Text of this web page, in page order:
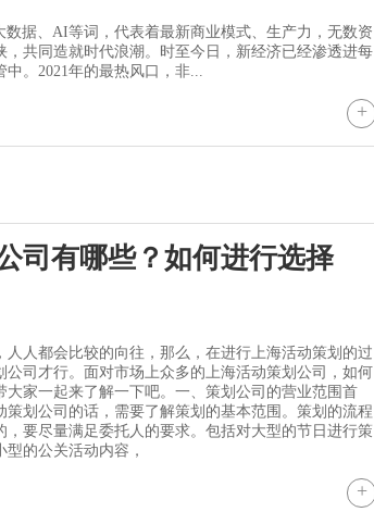
数据、AI等词，代表着最新商业模式、生产力，无数资
，共同造就时代浪潮。时至今日，新经济已经渗透进每
。2021年的最热风口，非...
+
司有哪些？如何进行选择
人人都会比较的向往，那么，在进行上海活动策划的过
公司才行。面对市场上众多的上海活动策划公司，如何
大家一起来了解一下吧。一、策划公司的营业范围首
策划公司的话，需要了解策划的基本范围。策划的流程
，要尽量满足委托人的要求。包括对大型的节日进行策
的公关活动内容，
+